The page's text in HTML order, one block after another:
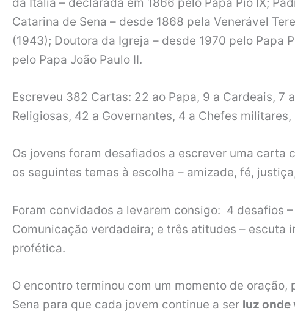
Catarina de Sena – desde 1868 pela Venerável
(1943); Doutora da Igreja – desde 1970 pelo Papa
pelo Papa João Paulo II.
Escreveu 382 Cartas: 22 ao Papa, 9 a Cardeais, 7
Religiosas, 42 a Governantes, 4 a Chefes
Os jovens foram desafiados a escrever uma carta
os seguintes temas à escolha – amizade, fé,
Foram convidados a levarem consigo: 4 desafios
Comunicação verdadeira; e três atitudes – escuta
profética.
O encontro terminou com um momento de
Sena para que cada jovem continue a ser luz onde